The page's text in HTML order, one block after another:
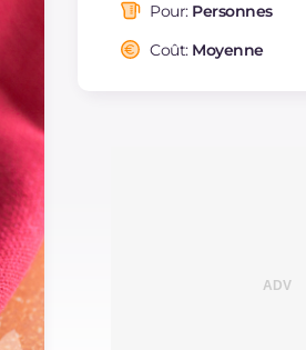
Pour: Personnes
Coût: Moyenne